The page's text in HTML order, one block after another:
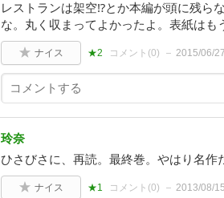
レストランは架空⁉︎とか本編が頭に残ら
な。丸く収まってよかったよ。表紙はも
ナイス ★2 コメント(0) 2015/06/27
玲奈
ひさびさに、再読。最終巻。やはり名作
ナイス ★1 コメント(0) 2013/08/15